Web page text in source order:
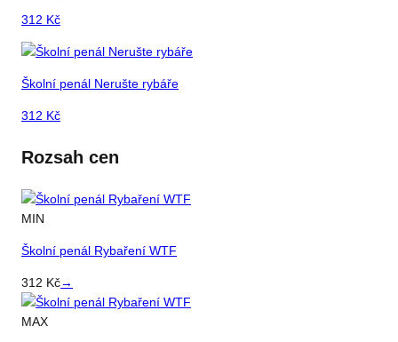
312 Kč
Školní penál Nerušte rybáře
312 Kč
Rozsah cen
MIN
Školní penál Rybaření WTF
312 Kč→
MAX